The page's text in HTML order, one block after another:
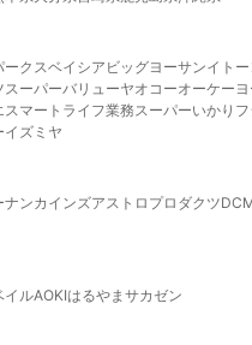
ークスベイシア ビッグヨーサンイト
スーパーバリューヤオコーオーケー
スマート ライフ業務スーパーいかり
イズミヤ
ナンカインズアストロプロダクツ
イルAOKIはるやま サカゼン